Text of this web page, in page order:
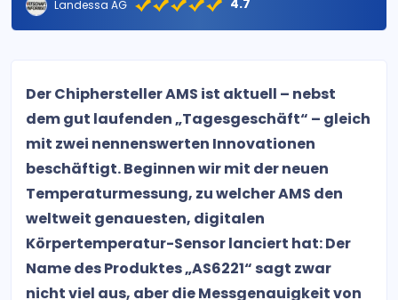
Landessa AG 4.7
Der Chiphersteller AMS ist aktuell – nebst
dem gut laufenden „Tagesgeschäft“ – gleich
mit zwei nennenswerten Innovationen
beschäftigt. Beginnen wir mit der neuen
Temperaturmessung, zu welcher AMS den
weltweit genauesten, digitalen
Körpertemperatur-Sensor lanciert hat: Der
Name des Produktes „AS6221“ sagt zwar
nicht viel aus, aber die Messgenauigkeit von